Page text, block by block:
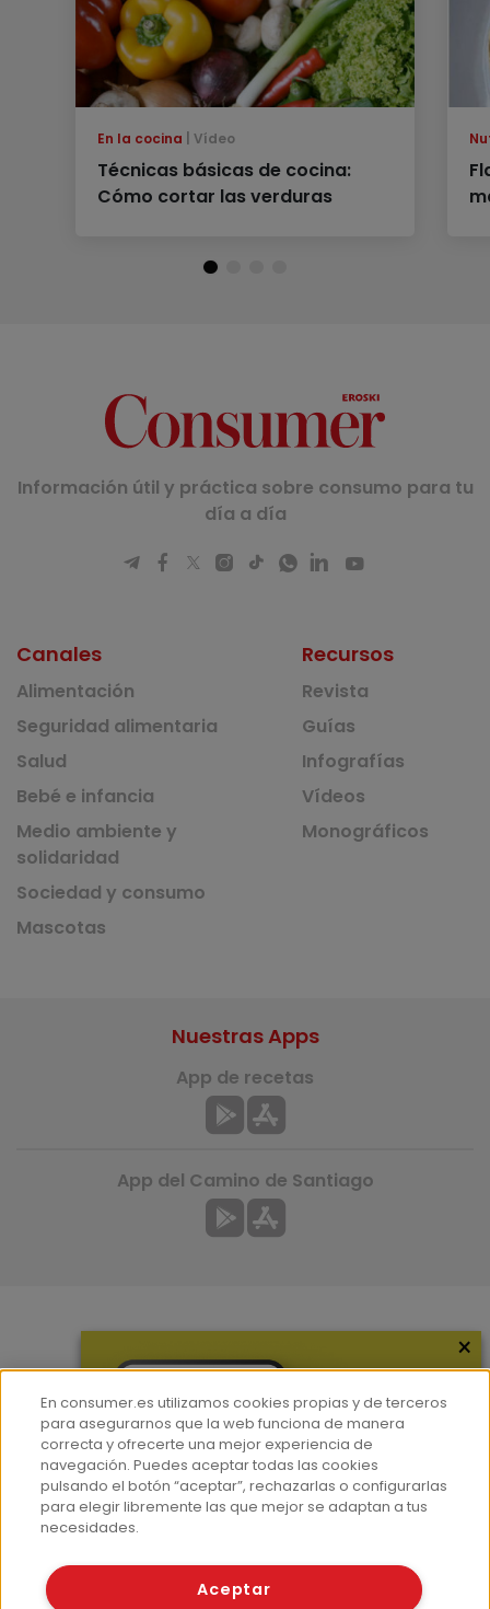
En la cocina Vídeo
Técnicas básicas de cocina:
Cómo cortar las verduras
Información útil y práctica sobre consumo para tu
día a día
Canales
Alimentación
Seguridad alimentaria
Salud
Bebé e infancia
Medio ambiente y
solidaridad
Sociedad y consumo
Mascotas
Recursos
Revista
Guías
Infografías
Vídeos
Monográficos
Hemeroteca
Contacto
Prensa
Corpus Lingüístico Consumer
Nuestras Apps
App de recetas
App del Camino de Santiago
© Fundación EROSKI
×
En consumer.es utilizamos cookies propias y de terceros
para asegurarnos que la web funciona de manera
correcta y ofrecerte una mejor experiencia de
navegación. Puedes aceptar todas las cookies
pulsando el botón “aceptar”, rechazarlas o configurarlas
para elegir libremente las que mejor se adaptan a tus
necesidades.
Aceptar